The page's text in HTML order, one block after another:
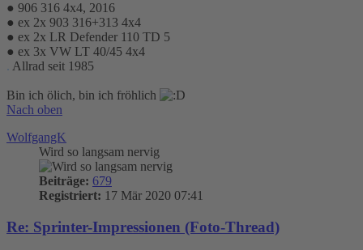
● 906 316 4x4, 2016
● ex 2x 903 316+313 4x4
● ex 2x LR Defender 110 TD 5
● ex 3x VW LT 40/45 4x4
. Allrad seit 1985
Bin ich ölich, bin ich fröhlich
Nach oben
WolfgangK
Wird so langsam nervig
Beiträge: 679
Registriert: 17 Mär 2020 07:41
Re: Sprinter-Impressionen (Foto-Thread)